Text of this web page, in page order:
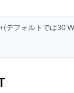
デフォルトでは30